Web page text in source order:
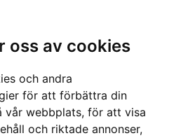
oss av cookies
och andra
för att förbättra din
vår webbplats, för att visa
och riktade annonser,
/Polar Skate Company